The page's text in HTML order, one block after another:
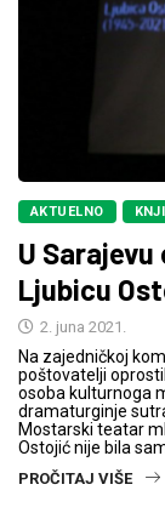
AKTUELNO
U
Ljubicu
2. juna 2021.
Na zajedničkoj
poštovatelji
osoba kulturnoga
dramaturginje
Mostarski teatar
Ostojić nije bila
PROČITAJ VIŠE